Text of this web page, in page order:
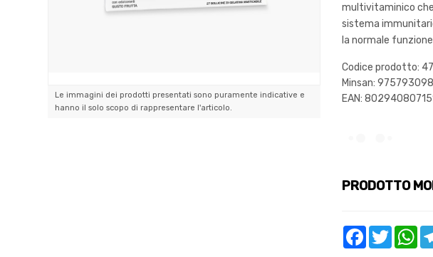
Le immagini dei prodotti presentati sono puramente indicative e
hanno il solo scopo di rappresentare l'articolo.
multivitaminico
sistema
la normale
Codice prodotto:
Minsan:975793098
EAN:
PRODOTTO
FacebookTwitter